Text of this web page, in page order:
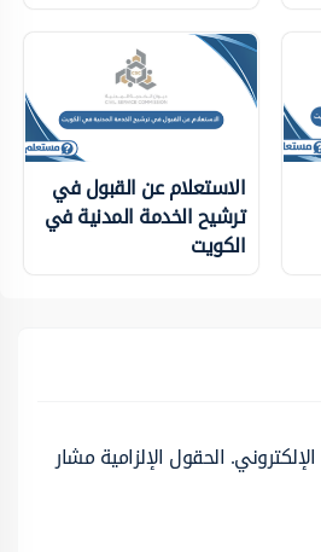
الاستعلام عن القبول في
ترشيح الخدمة المدنية في
الكويت
الحقول الإلزامية مشار